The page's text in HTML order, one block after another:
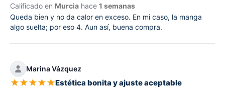
Calificado en Murcia hace 1 semanas
Queda bien y no da calor en exceso. En mi caso, la manga
algo suelta; por eso 4. Aun así, buena compra.
Marina Vázquez
★★★★★Estética bonita y ajuste aceptable